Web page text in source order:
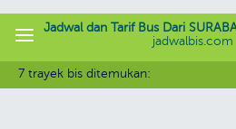
Jadwal dan Tarif Bus Dari
jadwalbis.com
7 trayek bis ditemukan: